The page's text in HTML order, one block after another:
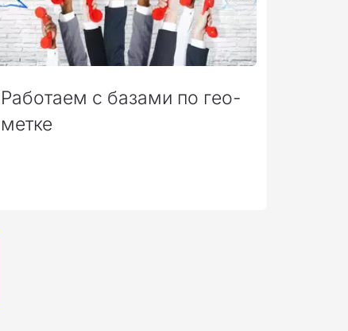
Работаем с базами по гео-
метке